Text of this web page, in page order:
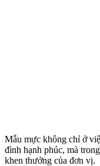
Mẫu mực không chỉ ở
đình hạnh phúc, mà
khen thưởng của đơn vị.